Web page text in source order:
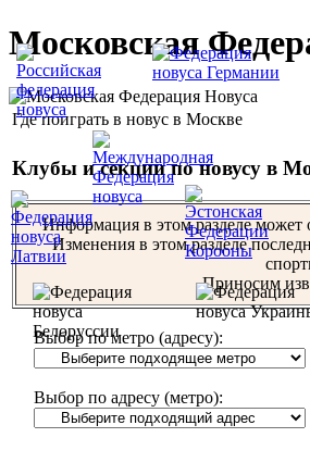
Московская
Где поиграть в новус в Москве
Клубы и секции по новусу в
Информация в этом разделе может
Изменения в этом разделе
Приносим
Выбор по метро (адресу):
Выбор по адресу (метро):